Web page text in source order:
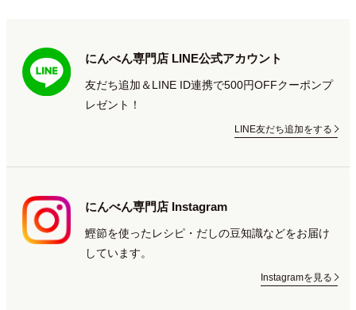
にんべん専門店 LINE公式アカウント
友だち追加＆LINE ID連携で500円OFFクーポンプ
レゼント！
LINE友だち追加をする
にんべん専門店 Instagram
鰹節を使ったレシピ・だしの豆知識などをお届け
しています。
Instagramを見る